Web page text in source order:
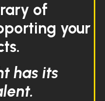
of
your
has its